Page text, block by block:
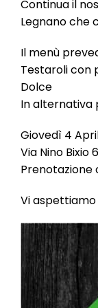
Continua il
Legnano che
Il menù
Testaroli con
⁠Dolce
In alternativa
Giovedì 4
Via Nino Bixio 6
Prenotazione
Vi